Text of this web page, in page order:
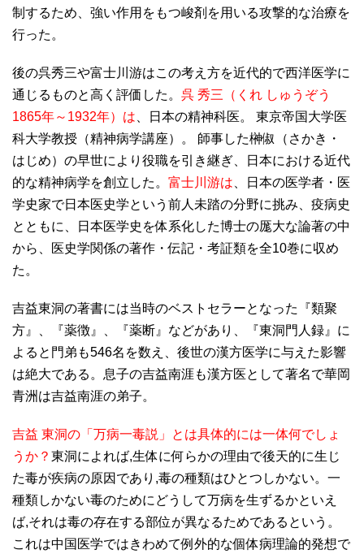
制するため、強い作用をもつ峻剤を用いる攻撃的な治療を
行った。
後の呉秀三や富士川游はこの考え方を近代的で西洋医学に
通じるものと高く評価した。 呉 秀三（くれ しゅうぞう
1865年～1932年）は 、日本の精神科医。 東京帝国大学医
科大学教授（精神病学講座）。 師事した榊俶（さかき・
はじめ）の早世により役職を引き継ぎ、日本における近代
的な精神病学を創立した。 富士川游は 、日本の医学者・医
学史家で日本医史学という前人未踏の分野に挑み、疫病史
とともに、日本医学史を体系化した博士の厖大な論著の中
から、医史学関係の著作・伝記・考証類を全10巻に収め
た。
吉益東洞の著書には当時のベストセラーとなった『類聚
方』、『薬徴』、『薬断』などがあり、『東洞門人録』に
よると門弟も546名を数え、後世の漢方医学に与えた影響
は絶大である。息子の吉益南涯も漢方医として著名で華岡
青洲は吉益南涯の弟子。
吉益 東洞の「万病一毒説」とは具体的には一体何でしょ
うか？ 東洞によれば,生体に何らかの理由で後天的に生じ
た毒が疾病の原因であり,毒の種類はひとつしかない。一
種類しかない毒のためにどうして万病を生ずるかといえ
ば,それは毒の存在する部位が異なるためであるという。
これは中国医学ではきわめて例外的な個体病理論的発想で